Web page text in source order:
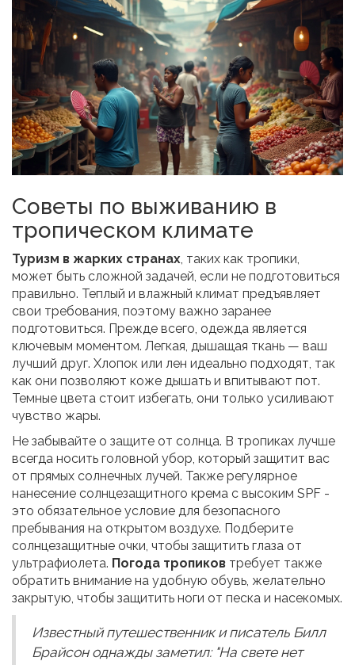
Советы по выживанию в
тропическом климате
Туризм в жарких странах, таких как тропики,
может быть сложной задачей, если не подготовиться
правильно. Теплый и влажный климат предъявляет
свои требования, поэтому важно заранее
подготовиться. Прежде всего, одежда является
ключевым моментом. Легкая, дышащая ткань — ваш
лучший друг. Хлопок или лен идеально подходят, так
как они позволяют коже дышать и впитывают пот.
Темные цвета стоит избегать, они только усиливают
чувство жары.
Не забывайте о защите от солнца. В тропиках лучше
всегда носить головной убор, который защитит вас
от прямых солнечных лучей. Также регулярное
нанесение солнцезащитного крема с высоким SPF -
это обязательное условие для безопасного
пребывания на открытом воздухе. Подберите
солнцезащитные очки, чтобы защитить глаза от
ультрафиолета. Погода тропиков требует также
обратить внимание на удобную обувь, желательно
закрытую, чтобы защитить ноги от песка и насекомых.
Известный путешественник и писатель Билл
Брайсон однажды заметил: "На свете нет